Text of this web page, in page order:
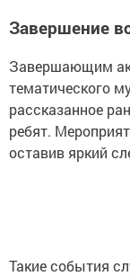
Завершение
Завершающим
тематического
рассказанное
ребят.
оставив яркий
Такие события